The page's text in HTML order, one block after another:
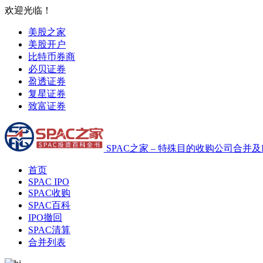
欢迎光临！
美股之家
美股开户
比特币券商
必贝证券
盈透证券
复星证券
致富证券
SPAC之家 – 特殊目的收购公司合并
首页
SPAC IPO
SPAC收购
SPAC百科
IPO撤回
SPAC清算
合并列表